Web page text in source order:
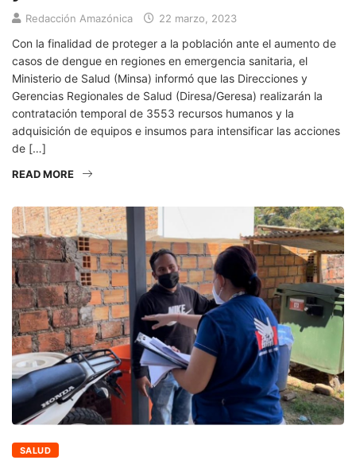
Redacción Amazónica 22 marzo, 2023
Con la finalidad de proteger a la población ante el aumento de
casos de dengue en regiones en emergencia sanitaria, el
Ministerio de Salud (Minsa) informó que las Direcciones y
Gerencias Regionales de Salud (Diresa/Geresa) realizarán la
contratación temporal de 3553 recursos humanos y la
adquisición de equipos e insumos para intensificar las acciones
de […]
READ MORE
SALUD